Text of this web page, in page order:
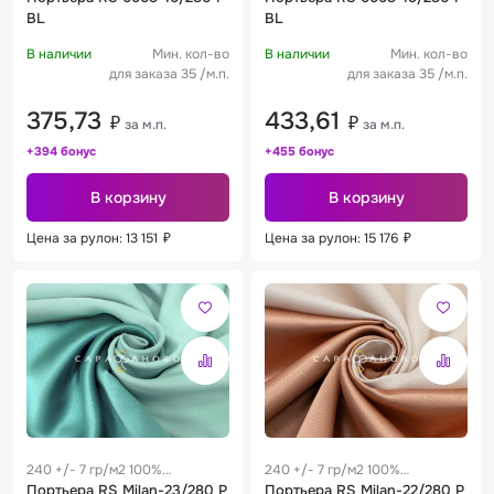
BL
В наличии
Мин. кол-во
для заказа 35 /м.п.
375,73 ₽ за м.п.
+394 бонус
В корзину
Цена за рулон: 13 151 ₽
BL
В наличии
Мин. кол-во
для заказа 35 /м.п.
433,61 ₽ за м.п.
+455 бонус
В корзину
Цена за рулон: 15 176 ₽
240 +/- 7 гр/м2 100%
полиэстер
Портьера RS Milan-23/280 P
240 +/- 7 гр/м2 100%
полиэстер
Портьера RS Milan-22/280 P